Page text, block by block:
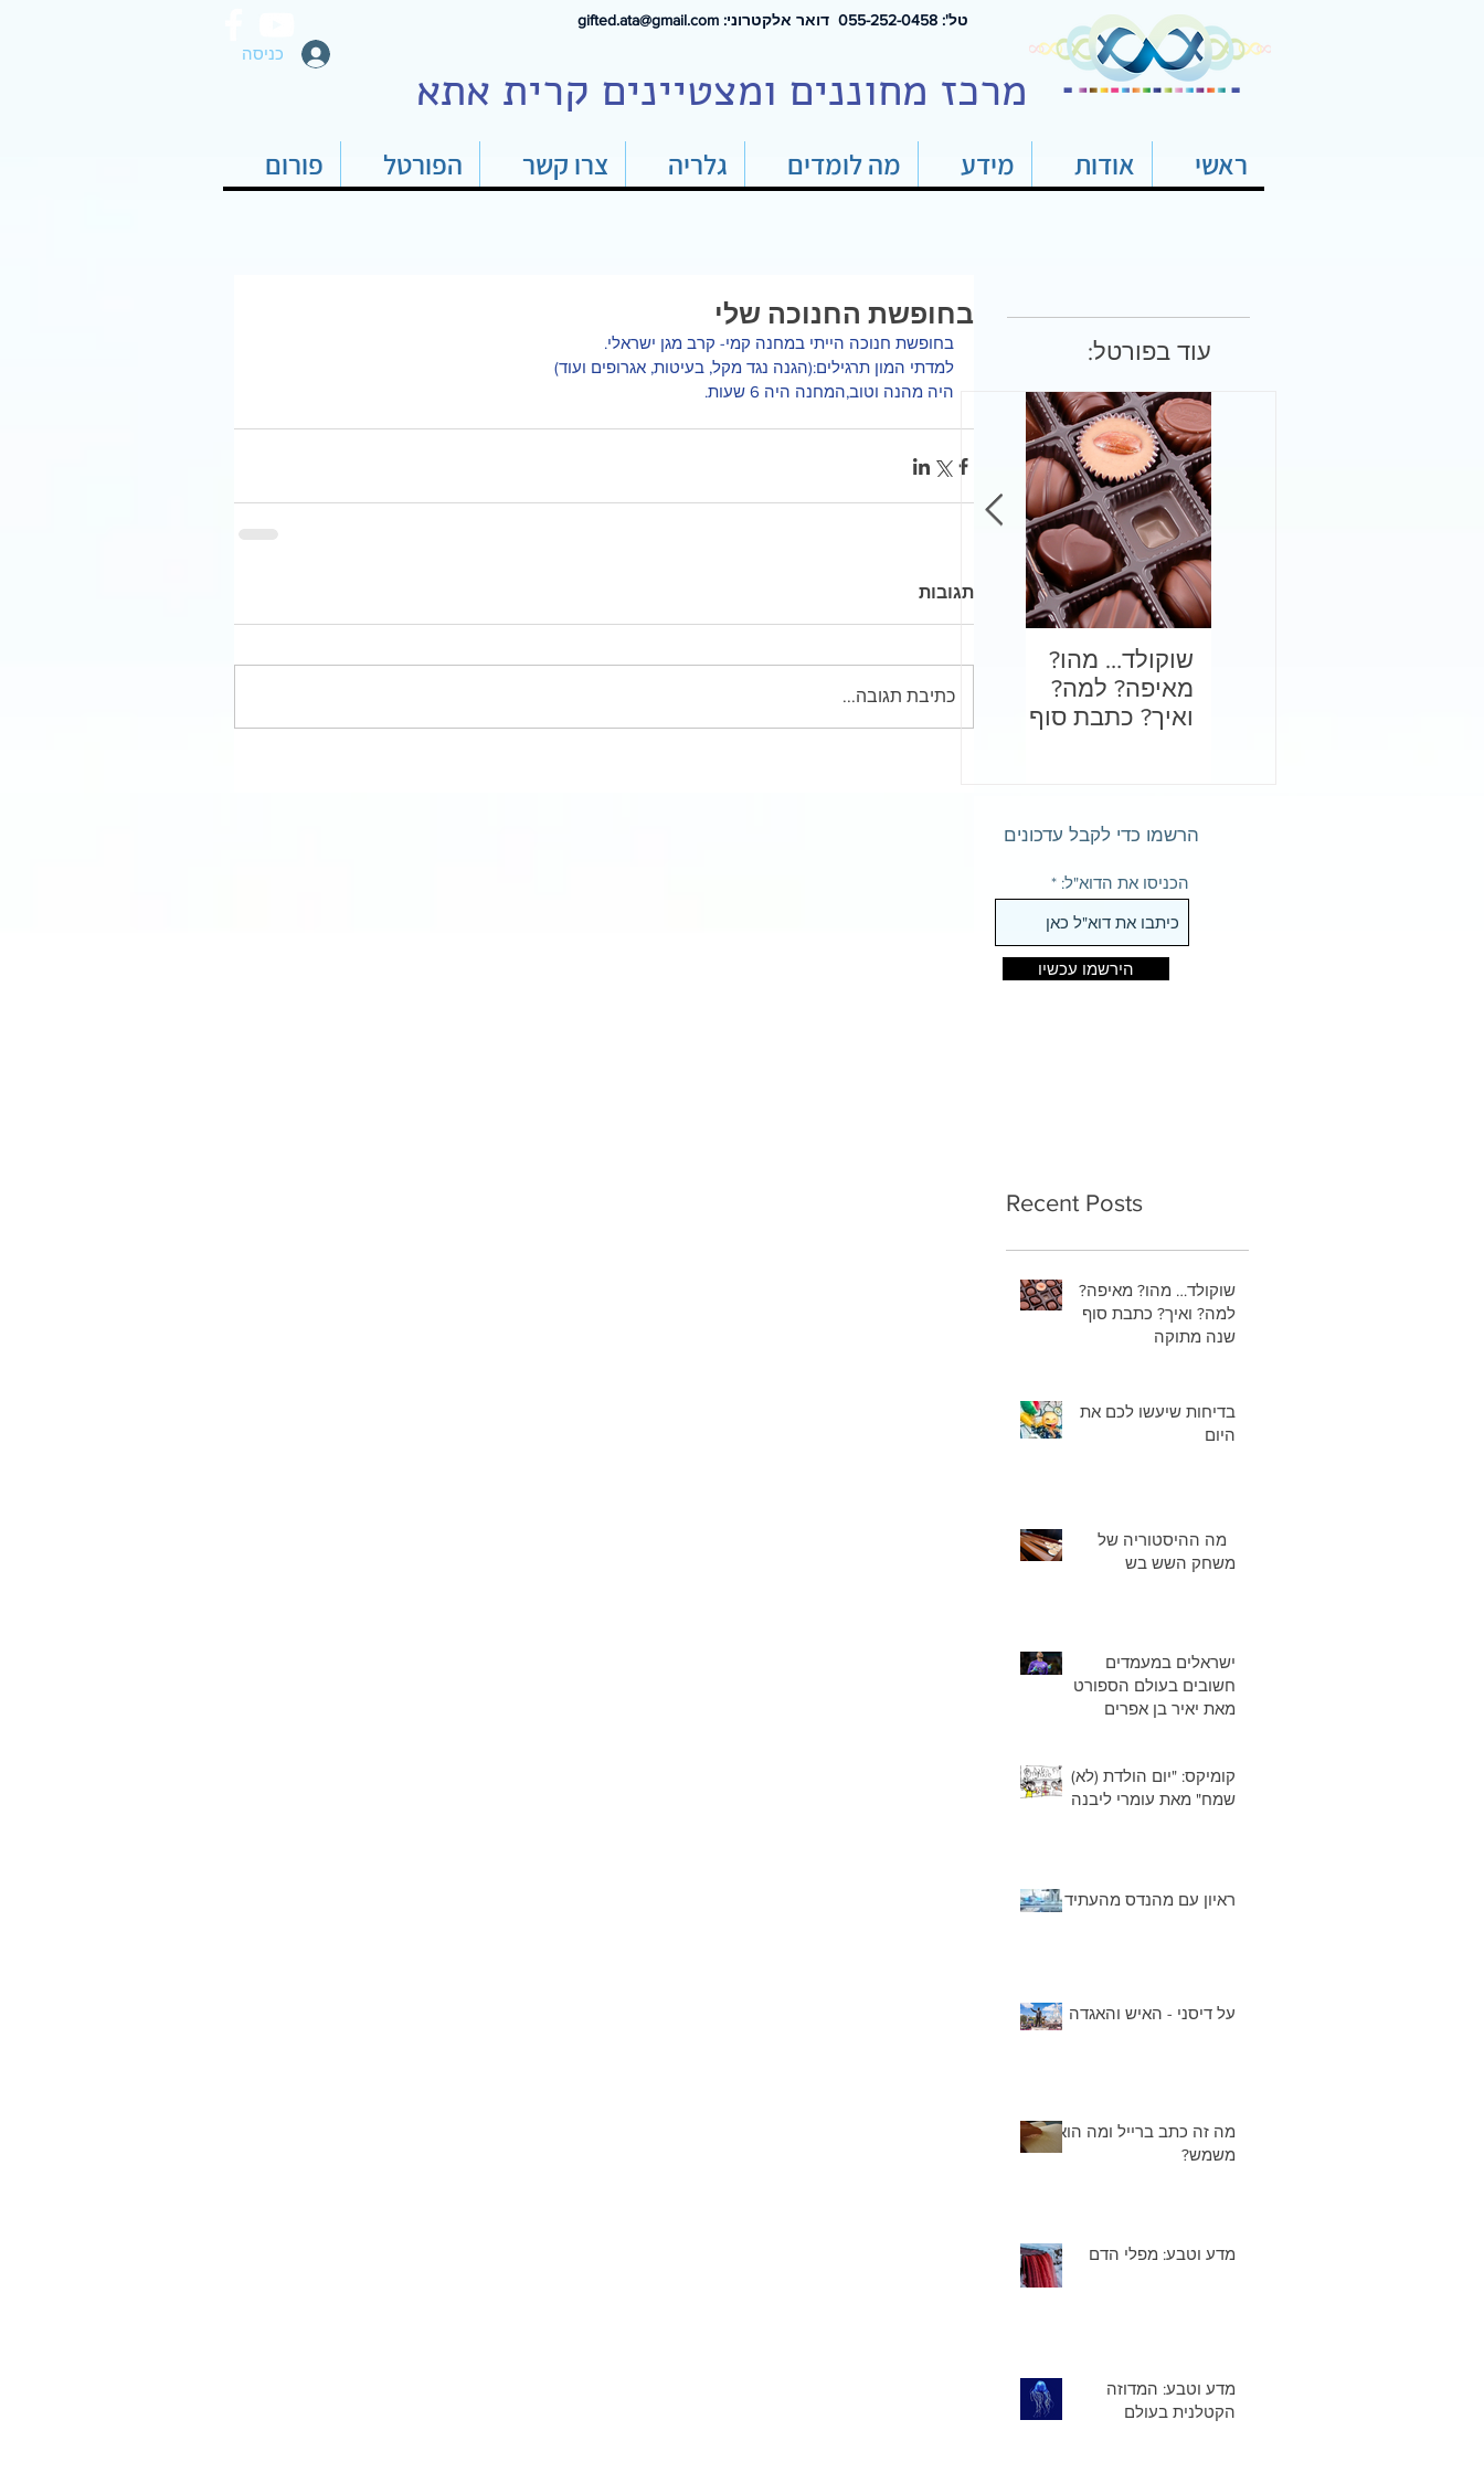
טל': 0 55-252-0458 דואר אלקטרוני: gifted.ata@gmail.com
מרכז מחוננים ומצטיינים קרית אתא
כניסה
ראשי אודות מידע מה לומדים גלריה צרו קשר הפורטל פורום
בחופשת החנוכה שלי
בחופשת חנוכה הייתי במחנה קמי- קרב מגן ישראלי.
למדתי המון תרגילים:(הגנה נגד מקל, בעיטות, אגרופים ועוד)
היה מהנה וטוב,המחנה היה 6 שעות.
תגובות
כתיבת תגובה...
עוד בפורטל:
שוקולד… מהו?
מאיפה? למה?
ואיך? כתבת סוף
בדיחות שיעשו
לכם את היום
מה ההיסטוריה
הרשמו כדי לקבל עדכונים
הכניסו את הדוא"ל:
הירשמו עכשיו
Recent Posts
שוקולד… מהו? מאיפה?
למה? ואיך? כתבת סוף
שנה מתוקה
בדיחות שיעשו לכם את
היום
מה ההיסטוריה של
משחק השש בש
ישראלים במעמדים
חשובים בעולם הספורט
מאת יאיר בן אפרים
קומיקס: "יום הולדת (לא)
שמח" מאת עומרי ליבנה
ראיון עם מהנדס מהעתיד
על דיסני - האיש והאגדה
מה זה כתב ברייל ומה הוא
משמש?
מדע וטבע: מפלי הדם
מדע וטבע: המדוזה
הקטלנית בעולם